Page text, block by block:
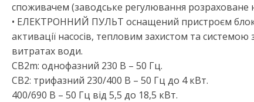
споживачем (заводське регулювання розраховане
• ЕЛЕКТРОННИЙ ПУЛЬТ оснащений пристроєм
активації насосів, тепловим захистом та
витратах води.
CB2m: однофазний 230 В – 50 Гц.
CB2: трифазний 230/400 В – 50 Гц до 4 кВт.
400/690 В – 50 Гц від 5,5 до 18,5 кВт.